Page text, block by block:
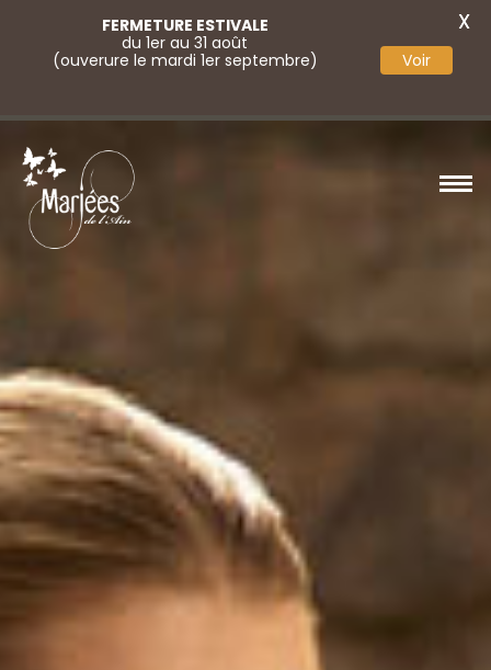
FERMETURE ESTIVALE
du 1er au 31 août
(ouverure le mardi 1er septembre)
Voir
X